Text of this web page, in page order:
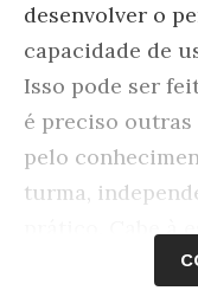
desenvolver o
capacidade de
Isso pode ser
é preciso outras
pelo
turma,
prático. Cabe à
desafiadoras